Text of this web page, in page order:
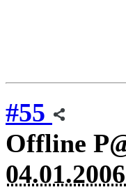
#55
Offline